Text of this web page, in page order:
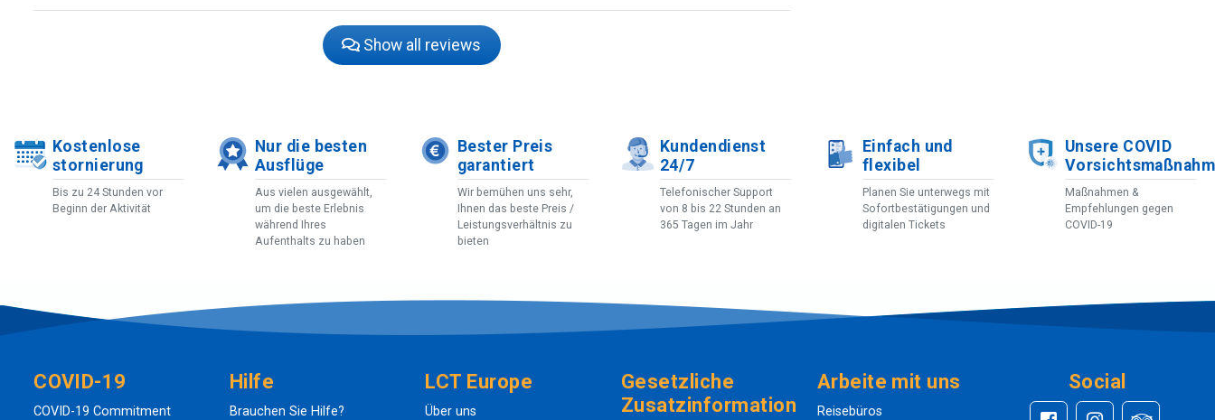
Show all reviews
Kostenlose
stornierung
Bis zu 24 Stunden vor
Beginn der Aktivität
Nur die besten
Ausflüge
Aus vielen ausgewählt,
um die beste Erlebnis
während Ihres
Aufenthalts zu haben
Bester Preis
garantiert
Wir bemühen uns sehr,
Ihnen das beste Preis /
Leistungsverhältnis zu
bieten
Kundendienst
24/7
Telefonischer Support
von 8 bis 22 Stunden an
365 Tagen im Jahr
Einfach und
flexibel
Planen Sie unterwegs mit
Sofortbestätigungen und
digitalen Tickets
Unsere COVID
Maßnahmen &
Empfehlungen gegen
COVID-19
COVID-19
COVID-19 Commitment
Hilfe
Brauchen Sie Hilfe?
LCT Europe
Über uns
Gesetzliche
Zusatzinformation
Arbeite mit uns
Reisebüros
Social